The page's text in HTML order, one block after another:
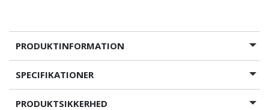
PRODUKTINFORMATION
SPECIFIKATIONER
PRODUKTSIKKERHED